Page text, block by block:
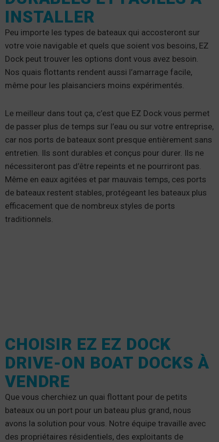
INSTALLER
Peu importe les types de bateaux qui accosteront sur
votre voie navigable et quels que soient vos besoins, EZ
Dock peut trouver les options dont vous avez besoin.
Nos quais flottants rendent aussi l’amarrage facile,
même pour les plaisanciers moins expérimentés.
Le meilleur dans tout ça, c’est que EZ Dock vous permet
de passer plus de temps sur l’eau ou sur votre entreprise,
car nos ports de bateaux sont presque entièrement sans
entretien. Ils sont durables et conçus pour durer. Ils ne
nécessiteront pas d’être repeints et ne pourriront pas.
Même en eaux agitées et par mauvais temps, ces ports
de bateaux restent stables, protégeant les bateaux plus
efficacement que de nombreux styles de ports
traditionnels.
CHOISIR EZ EZ DOCK
DRIVE-ON BOAT DOCKS À
VENDRE
Que vous cherchiez un quai flottant pour de petits
bateaux ou un port pour un bateau plus grand, nous
avons la solution pour vous. Notre équipe travaille avec
des propriétaires résidentiels, des exploitants de